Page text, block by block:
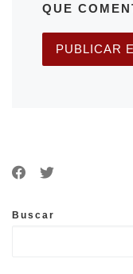
QUE
Buscar